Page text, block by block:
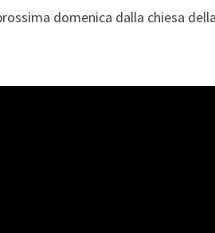
domenica dalla chiesa della